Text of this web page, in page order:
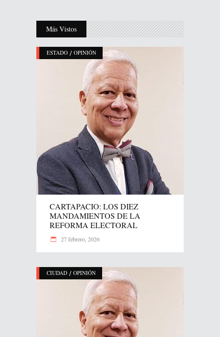
Más Vistos
ESTADO / OPINIÓN
CARTAPACIO: LOS DIEZ
MANDAMIENTOS DE LA
REFORMA ELECTORAL
27 febrero, 2026
CIUDAD / OPINIÓN